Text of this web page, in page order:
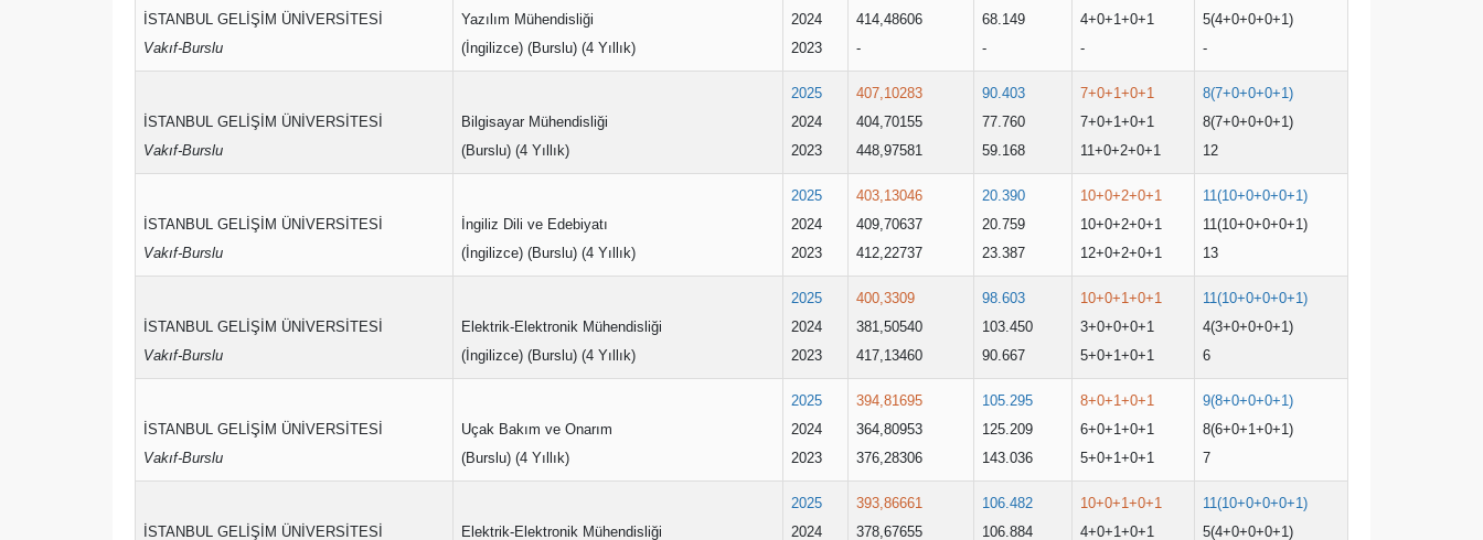
İSTANBUL GELİŞİM ÜNİVERSİTESİ
Vakıf-Burslu
Yazılım Mühendisliği
(İngilizce) (Burslu) (4 Yıllık)
2024
2023
414,48606
-
68.149
-
4+0+1+0+1
-
5(4+0+0+0+1)
-
İSTANBUL GELİŞİM ÜNİVERSİTESİ
Vakıf-Burslu
Bilgisayar Mühendisliği
(Burslu) (4 Yıllık)
2025
2024
2023
407,10283
404,70155
448,97581
90.403
77.760
59.168
7+0+1+0+1
7+0+1+0+1
11+0+2+0+1
8(7+0+0+0+1)
8(7+0+0+0+1)
12
İSTANBUL GELİŞİM ÜNİVERSİTESİ
Vakıf-Burslu
İngiliz Dili ve Edebiyatı
(İngilizce) (Burslu) (4 Yıllık)
2025
2024
2023
403,13046
409,70637
412,22737
20.390
20.759
23.387
10+0+2+0+1
10+0+2+0+1
12+0+2+0+1
11(10+0+0+0+1)
11(10+0+0+0+1)
13
İSTANBUL GELİŞİM ÜNİVERSİTESİ
Vakıf-Burslu
Elektrik-Elektronik Mühendisliği
(İngilizce) (Burslu) (4 Yıllık)
2025
2024
2023
400,3309
381,50540
417,13460
98.603
103.450
90.667
10+0+1+0+1
3+0+0+0+1
5+0+1+0+1
11(10+0+0+0+1)
4(3+0+0+0+1)
6
İSTANBUL GELİŞİM ÜNİVERSİTESİ
Vakıf-Burslu
Uçak Bakım ve Onarım
(Burslu) (4 Yıllık)
2025
2024
2023
394,81695
364,80953
376,28306
105.295
125.209
143.036
8+0+1+0+1
6+0+1+0+1
5+0+1+0+1
9(8+0+0+0+1)
8(6+0+1+0+1)
7
İSTANBUL GELİŞİM ÜNİVERSİTESİ
Elektrik-Elektronik Mühendisliği
2025
2024
393,86661
378,67655
106.482
106.884
10+0+1+0+1
4+0+1+0+1
11(10+0+0+0+1)
5(4+0+0+0+1)